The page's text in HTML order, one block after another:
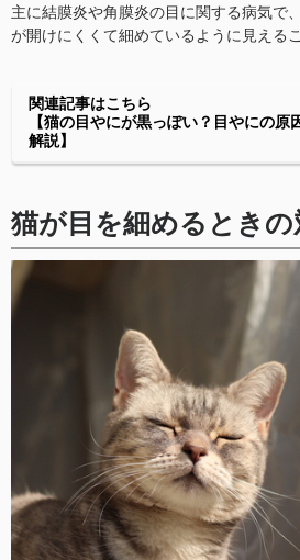
主に結膜炎や角膜炎の目に関する病気で
が開けにくくて細めているように見える
関連記事はこちら
【猫の目やにが黒っぽい？目やにの原
解説】
猫が目を細めるときの